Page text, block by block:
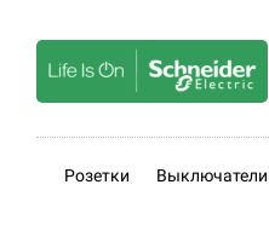
Розетки Выключатели